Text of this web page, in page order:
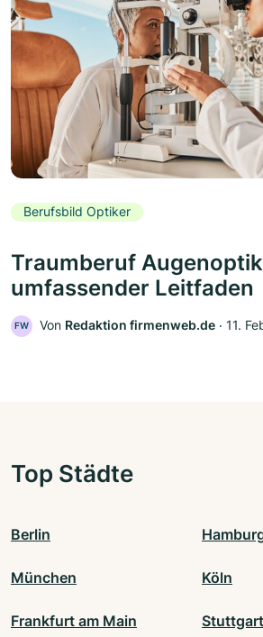
Berufsbild Optiker
Traumberuf
umfassender Leitfaden
FW Von Redaktion firmenweb.de ‧ 11.
Top Städte
Berlin
München Köln
Frankfurt am Main Stuttgart